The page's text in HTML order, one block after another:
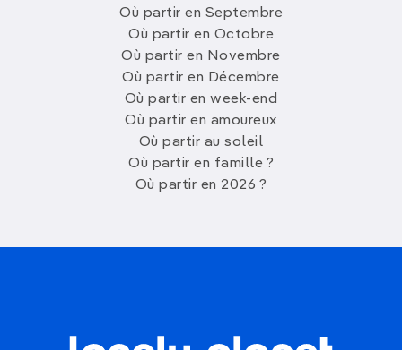
Où partir en Septembre
Où partir en Octobre
Où partir en Novembre
Où partir en Décembre
Où partir en week-end
Où partir en amoureux
Où partir au soleil
Où partir en famille ?
Où partir en 2026 ?